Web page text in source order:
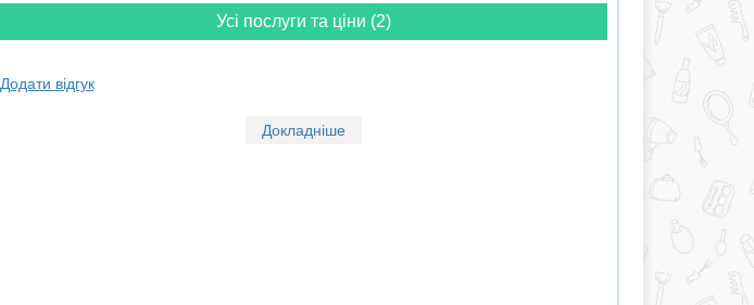
Усі послуги та ціни (2)
Додати відгук
Докладніше